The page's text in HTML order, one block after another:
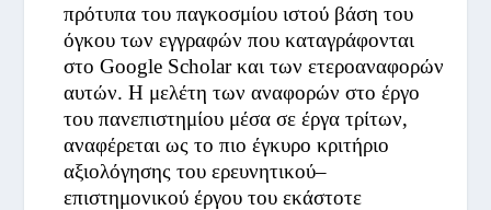
πρότυπα του παγκοσμίου ιστού βάση του
όγκου των εγγραφών που καταγράφονται
στο Google Scholar και των ετεροαναφορών
αυτών. Η μελέτη των αναφορών στο έργο
του πανεπιστημίου μέσα σε έργα τρίτων,
αναφέρεται ως το πιο έγκυρο κριτήριο
αξιολόγησης του ερευνητικού–
επιστημονικού έργου του εκάστοτε